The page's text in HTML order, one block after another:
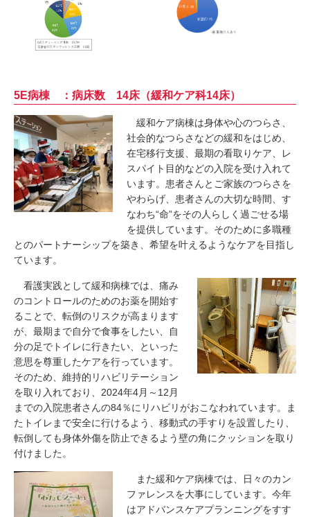
5E病棟 ：病床数 14床（緩和ケア科14床）
緩和ケア病棟は身体や心のつらさ、
社会的なつらさなどの緩和をはじめ、
在宅移行支援、最期の看取りケア、レ
スパイト目的などの入院を受け入れて
います。患者さんとご家族のつらさを
やわらげ、患者さんの大切な時間、す
なわち“命”をその人らしく過ごせる場
を提供しています。そのために多職種
とのパートナーシップを築き、希望を叶えるようなケアを目指し
ています。
看護実践として緩和病棟では、痛み
のコントロールのためのお薬を開始す
ることで、転倒のリスクが高まります
が、最期まで自分で食事をしたい、自
分の足でトイレに行きたい、といった
意思を尊重したケアを行っています。
そのため、維持的リハビリテーション
を取り入れており、2024年4月～12月
までの入院患者さんの84％にリハビリがおこなわれています。ま
たトイレまで安全に行けるよう、移動式の手すりを設置したり、
転倒しても身体外傷を防止できるよう壁の角にクッションを取り
付けました。
また緩和ケア病棟では、日々のカン
ファレンスを大事にしています。今年
はアドバンスケアプランニングをすす